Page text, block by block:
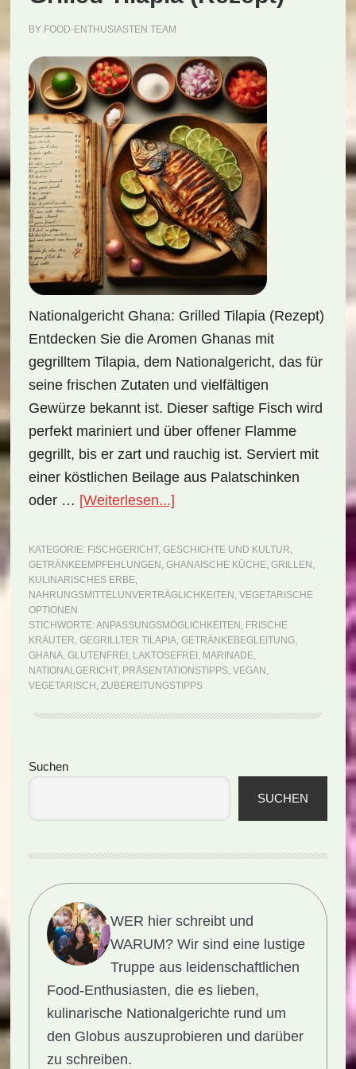
BY FOOD-ENTHUSIASTEN TEAM
Nationalgericht Ghana: Grilled Tilapia (Rezept)
Entdecken Sie die Aromen Ghanas mit
gegrilltem Tilapia, dem Nationalgericht, das für
seine frischen Zutaten und vielfältigen
Gewürze bekannt ist. Dieser saftige Fisch wird
perfekt mariniert und über offener Flamme
gegrillt, bis er zart und rauchig ist. Serviert mit
einer köstlichen Beilage aus Palatschinken
oder … [Weiterlesen...]ÜberNationalgericht
Grilled
Tilapia
(Rezept)
KATEGORIE: FISCHGERICHT, GESCHICHTE UND KULTUR,
GETRÄNKEEMPFEHLUNGEN , GHANAISCHE KÜCHE, GRILLEN ,
KULINARISCHES ERBE,
NAHRUNGSMITTELUNVERTRÄGLICHKEITEN , VEGETARISCHE
OPTIONEN
STICHWORTE: ANPASSUNGSMÖGLICHKEITEN , FRISCHE
KRÄUTER, GEGRILLTER TILAPIA, GETRÄNKEBEGLEITUNG,
GHANA, GLUTENFREI , LAKTOSEFREI , MARINADE,
NATIONALGERICHT, PRÄSENTATIONSTIPPS, VEGAN ,
VEGETARISCH , ZUBEREITUNGSTIPPS
Seitenspalte
Suchen
SUCHEN
WER hier schreibt und
WARUM? Wir sind eine lustige
Truppe aus leidenschaftlichen
Food-Enthusiasten, die es lieben,
kulinarische Nationalgerichte rund um
den Globus auszuprobieren und darüber
zu schreiben.